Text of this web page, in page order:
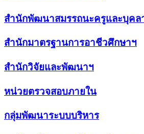
สำนักพัฒนาสมรรถนะครูและบุคล
สำนักมาตรฐานการอาชีวศึกษาฯ
สำนักวิจัยและพัฒนาฯ
หน่วยตรวจสอบภายใน
กลุ่มพัฒนาระบบบริหาร